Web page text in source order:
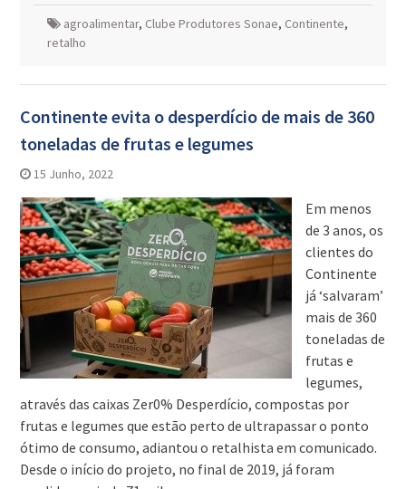
agroalimentar, Clube Produtores Sonae, Continente,
retalho
Continente evita o desperdício de mais de 360
toneladas de frutas e legumes
15 Junho, 2022
Em menos
de 3 anos, os
clientes do
Continente
já ‘salvaram’
mais de 360
toneladas de
frutas e
legumes,
através das caixas Zer0% Desperdício, compostas por
frutas e legumes que estão perto de ultrapassar o ponto
ótimo de consumo, adiantou o retalhista em comunicado.
Desde o início do projeto, no final de 2019, já foram